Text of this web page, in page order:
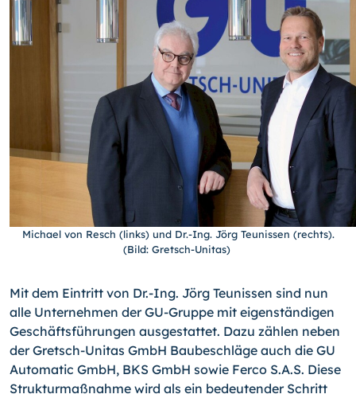
Michael von Resch (links) und Dr.-Ing. Jörg Teunissen (rechts).
(Bild: Gretsch-Unitas)
Mit dem Eintritt von Dr.-Ing. Jörg Teunissen sind nun
alle Unternehmen der GU-Gruppe mit eigenständigen
Geschäftsführungen ausgestattet. Dazu zählen neben
der Gretsch-Unitas GmbH Baubeschläge auch die GU
Automatic GmbH, BKS GmbH sowie Ferco S.A.S. Diese
Strukturmaßnahme wird als ein bedeutender Schritt